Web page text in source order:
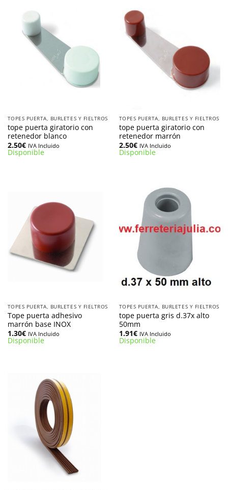
TOPES PUERTA, BURLETES Y FIELTROS
tope puerta giratorio con
retenedor blanco
2.50€ IVA Incluido
Disponible
TOPES PUERTA, BURLETES Y FIELTROS
tope puerta giratorio con
retenedor marrón
2.50€ IVA Incluido
Disponible
TOPES PUERTA, BURLETES Y FIELTROS
Tope puerta adhesivo
marrón base INOX
1.30€ IVA Incluido
Disponible
TOPES PUERTA, BURLETES Y FIELTROS
tope puerta gris d.37x alto
50mm
1.91€ IVA Incluido
Disponible